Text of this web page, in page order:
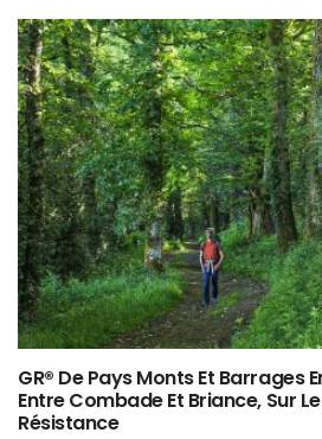
GR® De Pays Monts Et Barrages
Entre Combade Et Briance, Sur
Résistance